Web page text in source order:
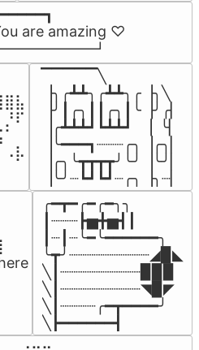
are amazing ♡
▔▔▔▔▔╲
▕╮╭┻┻╮╭┻┻╮╭▕╮╲
▕╯┃╭╮┃┃╭╮┃╰▕╯╭▏
▕╭┻┻┻┛┗┻┻┛  ▕  ╰▏
▕╰━━━┓┈┈┈╭╮▕╭╮▏
▕╭╮╰┳┳┳┳╯╰╯▕╰╯▏
▕╰╯┈┗┛┗┛┈╭╮▕╮┈▏
╭━┳━╭━╭━╮╮
┃┈┈┈┣▅╋▅┫┃
┃┈┃┈╰━╰━━━━━━╮
╰┳╯┈┈┈┈┈┈┈┈┈◢▉◣
╲┃┈┈┈┈┈┈┈┈┈▉▉▉
╲┃┈┈┈┈┈┈┈┈┈◥▉◤
╲┃┈┈┈┈╭━┳━━━━╯
╲┣━━━━━━┫﻿